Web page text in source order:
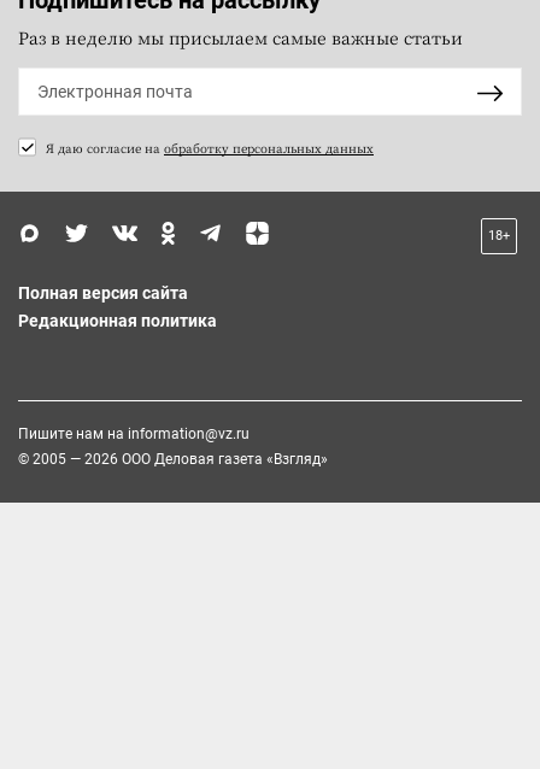
Раз в неделю мы присылаем самые важные статьи
Я даю согласие на обработку персональных данных
18+
Полная версия сайта
Редакционная политика
Пишите нам на information@vz.ru
© 2005 — 2026 ООО Деловая газета «Взгляд»